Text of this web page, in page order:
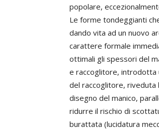
popolare,
Le forme tondeggianti
dando vita ad un nuovo
carattere formale
ottimali gli spessori del
e raccoglitore, introdotta
del raccoglitore, riveduta
disegno del manico,
ridurre il rischio di
burattata (lucidatura